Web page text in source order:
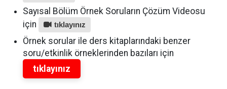
Sayısal Bölüm Örnek Soruların Çözüm Videosu
için
tıklayınız
Örnek sorular ile ders kitaplarındaki benzer
soru/etkinlik örneklerinden bazıları için
tıklayınız